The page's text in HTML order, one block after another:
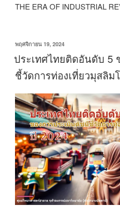
THE ERA OF INDUSTRIAL
เขียน
วัน
ที่
พฤศจิกายน 19, 2024
ประเทศไทยติดอันดับ 5
ชี้วัดการท่องเที่ยวมุสลิม